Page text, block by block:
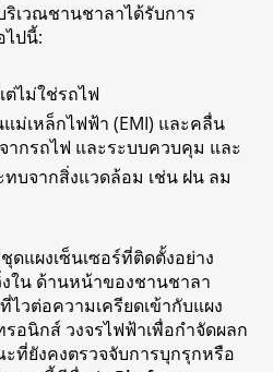
เวณชานชาลาได้รับการ
ปนี้:
ไม่ใช่รถไฟ
เหล็กไฟฟ้า (EMI) และคลื่น
ากรถไฟ และระบบควบคุม และ
บจากสิ่งแวดล้อม เช่น ฝน ลม
แผงเซ็นเซอร์ที่ติดตั้งอย่าง
ใน ด้านหน้าของชานชาลา
ไวต่อความเครียดเข้ากับแผง
อนิกส์ วงจรไฟฟ้าเพื่อกำจัดผลก
ที่ยังคงตรวจจับการบุกรุกหรือ